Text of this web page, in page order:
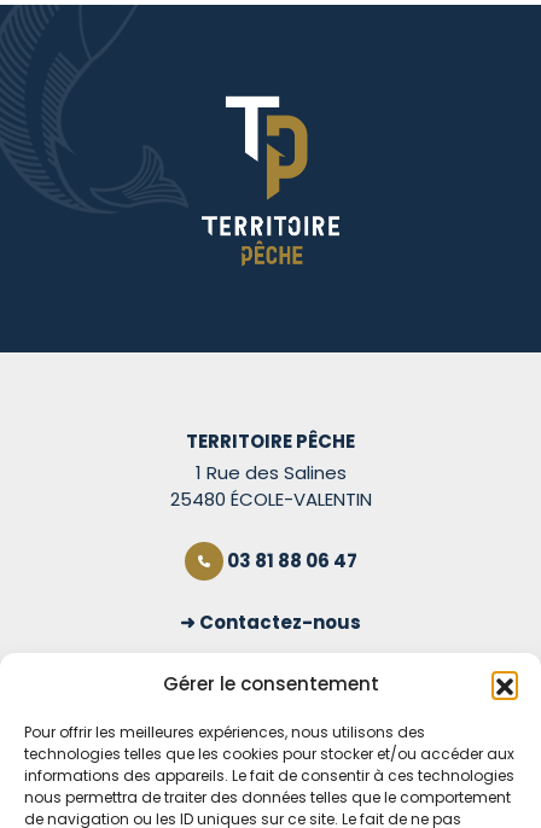
Gérer le consentement
Pour offrir les meilleures expériences, nous utilisons des
technologies telles que les cookies pour stocker et/ou accéder aux
informations des appareils. Le fait de consentir à ces technologies
nous permettra de traiter des données telles que le comportement
de navigation ou les ID uniques sur ce site. Le fait de ne pas
TERRITOIRE PÊCHE
1 Rue des Salines
25480 ÉCOLE-VALENTIN
03 81 88 06 47
Contactez-nous
S'inscrire à la newsletter
OUVERT TOUS LES JOURS
Voir nos horaires